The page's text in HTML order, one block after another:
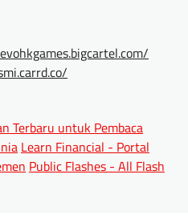
Terbaru untuk Pembaca
Learn Financial - Portal
Public Flashes - All Flash